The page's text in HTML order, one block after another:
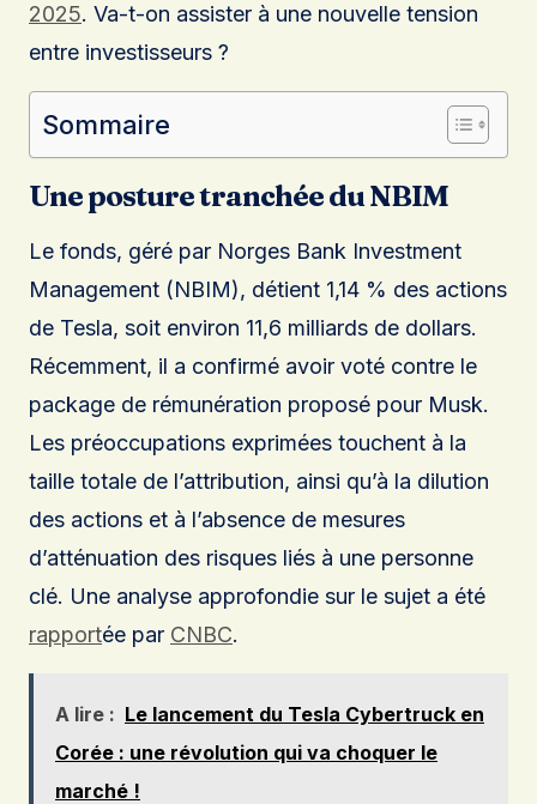
2025. Va-t-on assister à une nouvelle tension
entre investisseurs ?
Sommaire
Une posture tranchée du NBIM
Le fonds, géré par Norges Bank Investment
Management (NBIM), détient 1,14 % des actions
de Tesla, soit environ 11,6 milliards de dollars.
Récemment, il a confirmé avoir voté contre le
package de rémunération proposé pour Musk.
Les préoccupations exprimées touchent à la
taille totale de l’attribution, ainsi qu’à la dilution
des actions et à l’absence de mesures
d’atténuation des risques liés à une personne
clé. Une analyse approfondie sur le sujet a été
rapportée par CNBC.
A lire : Le lancement du Tesla Cybertruck en
Corée : une révolution qui va choquer le
marché !